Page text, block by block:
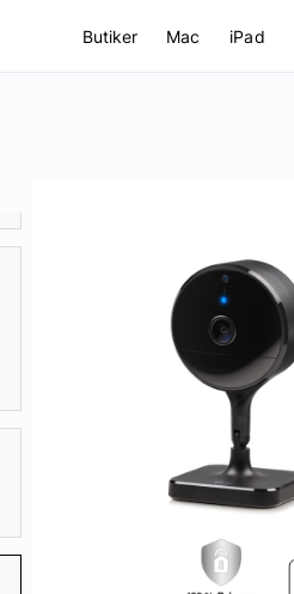
Butiker Mac iPad